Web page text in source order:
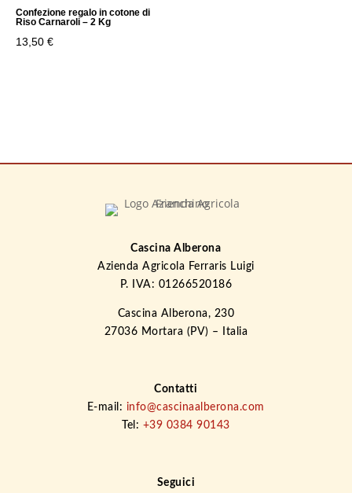
Confezione regalo in cotone di
Riso Carnaroli – 2 Kg
13,50 €
Cascina Alberona
Azienda Agricola Ferraris Luigi
P. IVA: 01266520186
Cascina Alberona, 230
27036 Mortara (PV) – Italia
Contatti
E-mail: info@cascinaalberona.com
Tel: +39 0384 90143
Seguici